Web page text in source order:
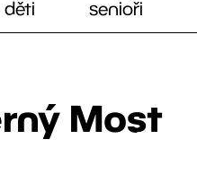
děti senioři
Most